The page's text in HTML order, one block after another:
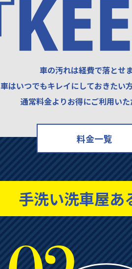
車の汚れは経費で落とせ
車はいつでもキレイにしておきたい
通常料金よりお得にご利用いた
料金一覧
手洗い洗車屋あ